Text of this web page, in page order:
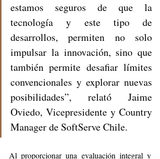
estamos seguros de que la
tecnología y este tipo de
desarrollos, permiten no solo
impulsar la innovación, sino que
también permite desafiar límites
convencionales y explorar nuevas
posibilidades”, relató Jaime
Oviedo, Vicepresidente y Country
Manager de SoftServe Chile.
Al proporcionar una evaluación integral y